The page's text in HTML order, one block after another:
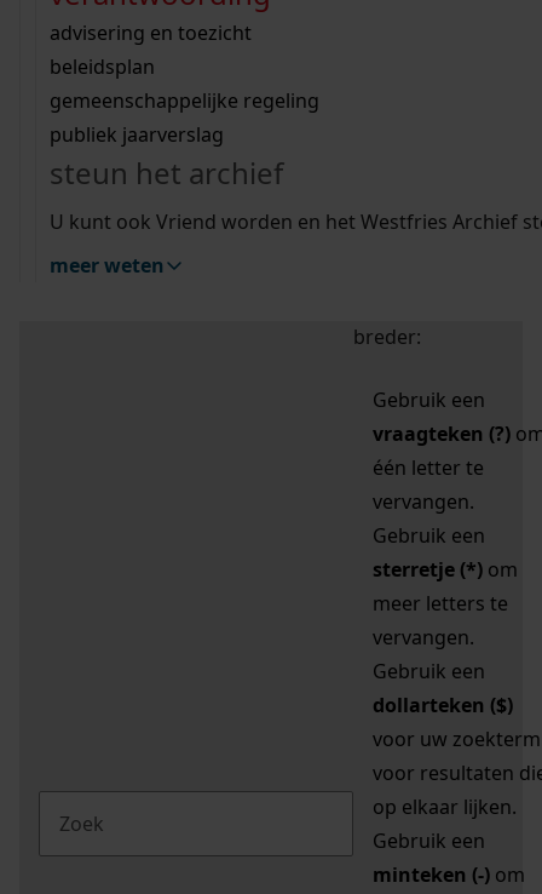
bouwvergunningen
omgevingsvergunningen
vergunningen
beeld en geluid
uitleg nodig?
Wij helpen u op weg met een aantal zoektips.
bekijk alle zoektips
Wij helpen u op weg met een aantal zoektips.
bekijk alle zoektips
bekijk ons geschiedenislokaal
advisering en toezicht
beleidsplan
gemeenschappelijke regeling
publiek jaarverslag
steun het archief
U kunt ook Vriend worden en het Westfries Archief
meer weten
zoektips
Mijn Studiezaal (inloggen)
uw zoekopdracht te
breder:
Gebruik een
vraagteken (?)
één letter te
vervangen.
Gebruik een
sterretje (*) om
meer letters te
vervangen.
Gebruik een
dollarteken ($)
voor uw zoekterm
voor resultaten
op elkaar lijken.
Gebruik een
minteken (-) om